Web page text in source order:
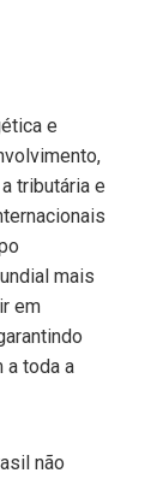
e
tributária e
mais
em
a toda a
não